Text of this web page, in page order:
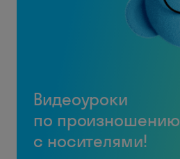
Видеоуроки
по произношению
с носителями!